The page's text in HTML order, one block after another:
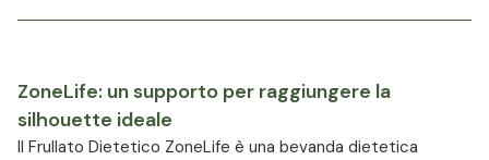
ZoneLife: un supporto per raggiungere la
silhouette ideale
Il Frullato Dietetico ZoneLife è una bevanda dietetica